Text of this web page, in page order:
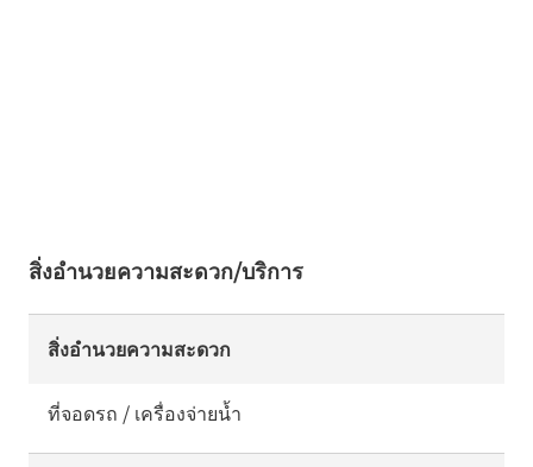
สิ่งอำนวยความสะดวก/บริการ
สิ่งอำนวยความสะดวก
ที่จอดรถ / เครื่องจ่ายน้ำ